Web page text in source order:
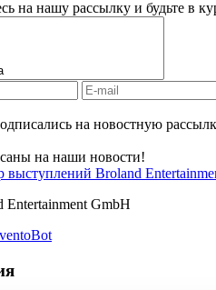
на нашу рассылку и будьте в
на новостную
на наши новости!
Entertainment GmbH